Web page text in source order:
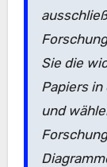
Sie die
Papiers
und